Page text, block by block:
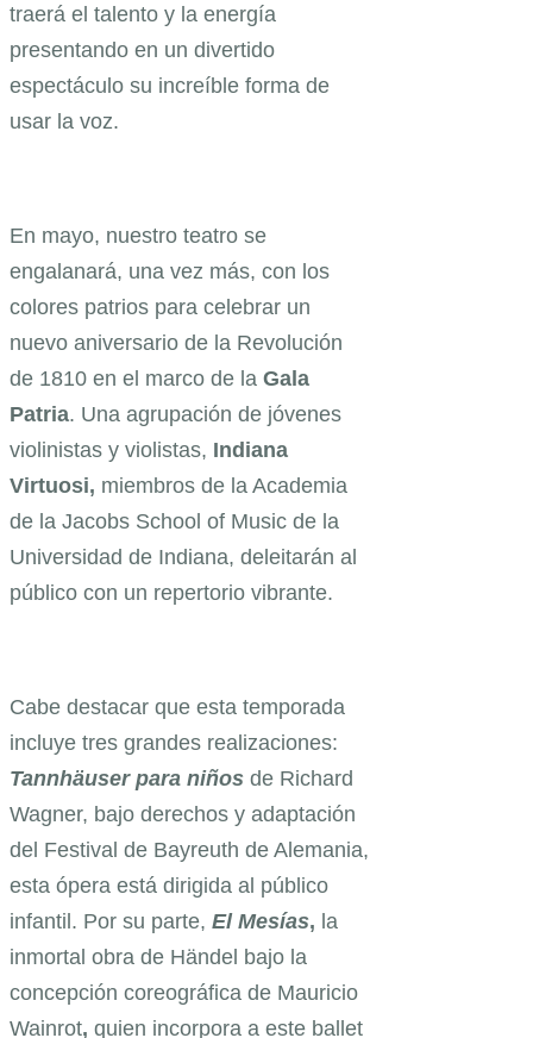
traerá el talento y la energía
presentando en un divertido
espectáculo su increíble forma de
usar la voz.
En mayo, nuestro teatro se
engalanará, una vez más, con los
colores patrios para celebrar un
nuevo aniversario de la Revolución
de 1810 en el marco de la Gala
Patria. Una agrupación de jóvenes
violinistas y violistas, Indiana
Virtuosi, miembros de la Academia
de la Jacobs School of Music de la
Universidad de Indiana, deleitarán al
público con un repertorio vibrante.
Cabe destacar que esta temporada
incluye tres grandes realizaciones:
Tannhäuser para niños de Richard
Wagner, bajo derechos y adaptación
del Festival de Bayreuth de Alemania,
esta ópera está dirigida al público
infantil. Por su parte, El Mesías, la
inmortal obra de Händel bajo la
concepción coreográfica de Mauricio
Wainrot, quien incorpora a este ballet